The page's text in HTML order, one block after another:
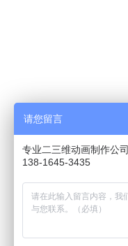
请您留言
专业二三维动画制作公司
138-1645-3435